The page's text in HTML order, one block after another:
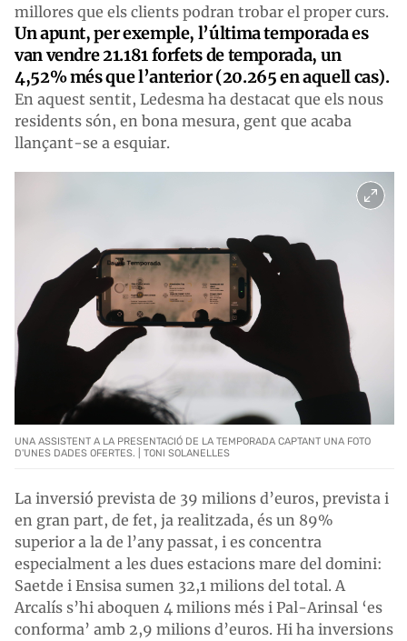
millores que els clients podran trobar el proper curs.
Un apunt, per exemple, l’última temporada es
van vendre 21.181 forfets de temporada, un
4,52% més que l’anterior (20.265 en aquell cas).
En aquest sentit, Ledesma ha destacat que els nous
residents són, en bona mesura, gent que acaba
llançant-se a esquiar.
UNA ASSISTENT A LA PRESENTACIÓ DE LA TEMPORADA CAPTANT UNA FOTO
D'UNES DADES OFERTES. | TONI SOLANELLES
La inversió prevista de 39 milions d’euros, prevista i
en gran part, de fet, ja realitzada, és un 89%
superior a la de l’any passat, i es concentra
especialment a les dues estacions mare del domini:
Saetde i Ensisa sumen 32,1 milions del total. A
Arcalís s’hi aboquen 4 milions més i Pal-Arinsal ‘es
conforma’ amb 2,9 milions d’euros. Hi ha inversions